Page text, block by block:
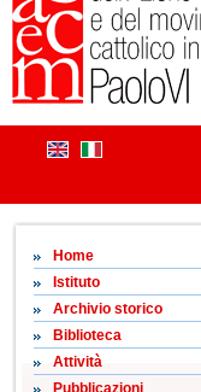
Home
Istituto
Archivio storico
Biblioteca
Attività
Pubblicazioni